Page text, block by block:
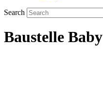
Search
Baustelle Baby